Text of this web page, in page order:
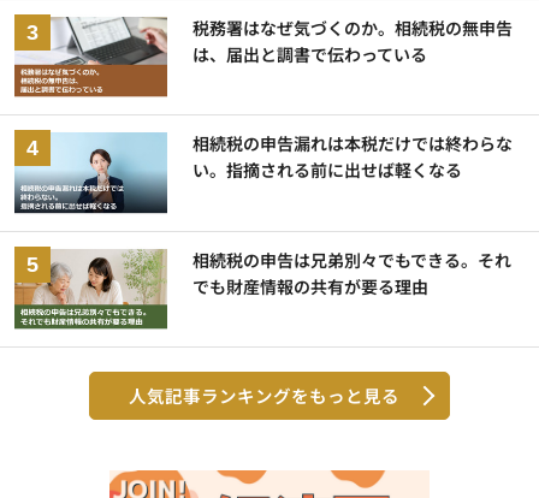
税務署はなぜ気づくのか。相続税の無申告
は、届出と調書で伝わっている
相続税の申告漏れは本税だけでは終わらな
い。指摘される前に出せば軽くなる
相続税の申告は兄弟別々でもできる。それ
でも財産情報の共有が要る理由
人気記事ランキングをもっと見る